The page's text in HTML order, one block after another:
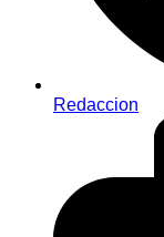
Redaccion